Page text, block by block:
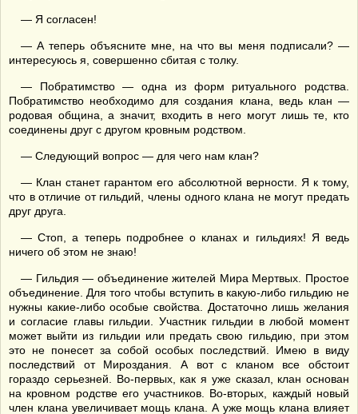
— Я согласен!
— А теперь объясните мне, на что вы меня подписали? —
интересуюсь я, совершенно сбитая с толку.
— Побратимство — одна из форм ритуального родства.
Побратимство необходимо для создания клана, ведь клан —
родовая община, а значит, входить в него могут лишь те, кто
соединены друг с другом кровным родством.
— Следующий вопрос — для чего нам клан?
— Клан станет гарантом его абсолютной верности. Я к тому,
что в отличие от гильдий, члены одного клана не могут предать
друг друга.
— Стоп, а теперь подробнее о кланах и гильдиях! Я ведь
ничего об этом не знаю!
— Гильдия — объединение жителей Мира Мертвых. Простое
объединение. Для того чтобы вступить в какую-либо гильдию не
нужны какие-либо особые свойства. Достаточно лишь желания
и согласие главы гильдии. Участник гильдии в любой момент
может выйти из гильдии или предать свою гильдию, при этом
это не понесет за собой особых последствий. Имею в виду
последствий от Мироздания. А вот с кланом все обстоит
гораздо серьезней. Во-первых, как я уже сказал, клан основан
на кровном родстве его участников. Во-вторых, каждый новый
член клана увеличивает мощь клана. А уже мощь клана влияет